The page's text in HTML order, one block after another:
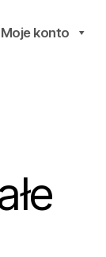
Moje konto